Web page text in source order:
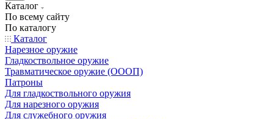
Каталог
По всему сайту
По каталогу
Каталог
Нарезное оружие
Гладкоствольное оружие
Травматическое оружие (ОООП)
Патроны
Для гладкоствольного оружия
Для нарезного оружия
Для служебного оружия